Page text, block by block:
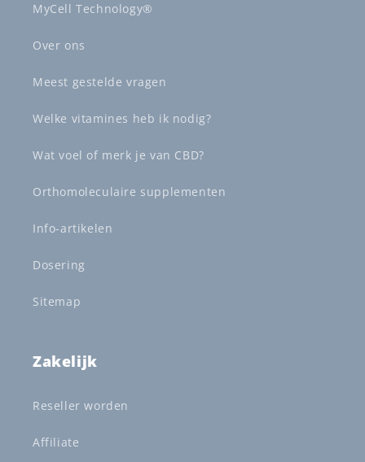
MyCell Technology®
Over ons
Meest gestelde vragen
Welke vitamines heb ik nodig?
Wat voel of merk je van CBD?
Orthomoleculaire supplementen
Info-artikelen
Dosering
Sitemap
Zakelijk
Reseller worden
Affiliate